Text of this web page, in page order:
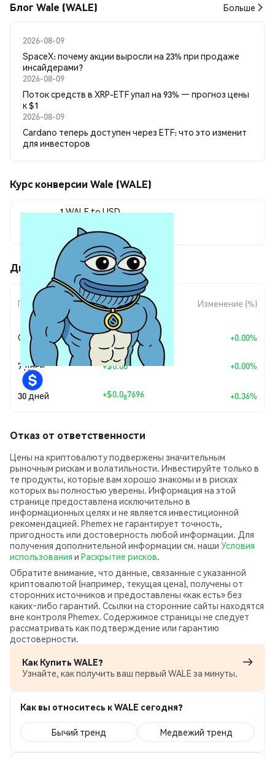
Блог Wale (WALE) Больше
2026-08-09
SpaceX: почему акции выросли на 23% при продаже
инсайдерами?
2026-08-09
Поток средств в XRP-ETF упал на 93% — прогноз цены
к $1
2026-08-09
Cardano теперь доступен через ETF: что это изменит
для инвесторов
Курс конверсии Wale (WALE)
1 WALE to USD
$0.00000215
Движения цены Wale (WALE)
Период
Изменение
суммы
Изменение (%)
Сегодня +$0.00 +0.00%
7 дней +$0.00 +0.00%
30 дней +$0.087696 +0.36%
Отказ от ответственности
Цены на криптовалюту подвержены значительным
рыночным рискам и волатильности. Инвестируйте только в
те продукты, которые вам хорошо знакомы и в рисках
которых вы полностью уверены. Информация на этой
странице предоставлена исключительно в
информационных целях и не является инвестиционной
рекомендацией. Phemex не гарантирует точность,
пригодность или достоверность любой информации. Для
получения дополнительной информации см. наши Условия
использования и Раскрытие рисков.
Обратите внимание, что данные, связанные с указанной
криптовалютой (например, текущая цена), получены от
сторонних источников и предоставлены «как есть» без
каких‑либо гарантий. Ссылки на сторонние сайты находятся
вне контроля Phemex. Содержимое страницы не следует
рассматривать как подтверждение или гарантию
достоверности.
Как Купить WALE?
Узнайте, как получить ваш первый WALE за минуты.
Как вы относитесь к WALE сегодня?
Бычий тренд Медвежий тренд